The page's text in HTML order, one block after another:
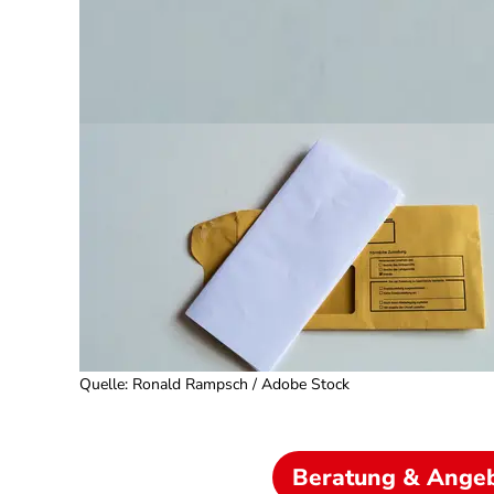
Quelle: Ronald Rampsch / Adobe Stock
Beratung &